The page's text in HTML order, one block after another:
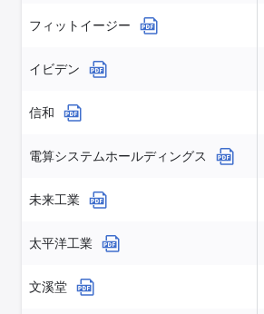
フィットイージー
イビデン
信和
電算システムホールディングス
未来工業
太平洋工業
文溪堂